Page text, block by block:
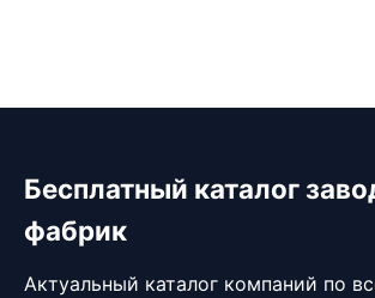
Бесплатный каталог
фабрик
Актуальный каталог компаний по